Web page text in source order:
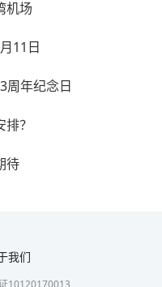
机场
11日
周年纪念日
？
待
我们